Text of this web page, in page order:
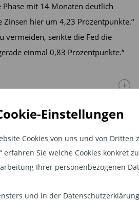
Einstellungen
Cookies von uns und von Dritten
Sie welche Cookies konkret
Ihrer personenbezogenen
und in der
Phase mit 14 Monaten deutlich
hier um 4,23 Prozentpunkte.“
vermeiden, senkte die Fed die
einmal 0,83 Prozentpunkte.“